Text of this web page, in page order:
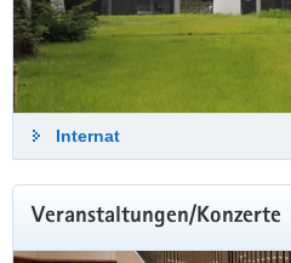
Internat
Veranstaltungen/Konzerte